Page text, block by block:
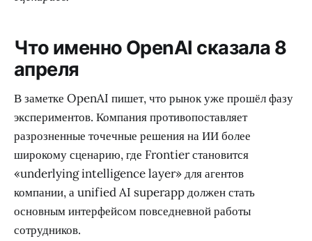
Что именно OpenAI сказала 8
апреля
В заметке OpenAI пишет, что рынок уже прошёл фазу
экспериментов. Компания противопоставляет
разрозненные точечные решения на ИИ более
широкому сценарию, где Frontier становится
«underlying intelligence layer» для агентов
компании, а unified AI superapp должен стать
основным интерфейсом повседневной работы
сотрудников.